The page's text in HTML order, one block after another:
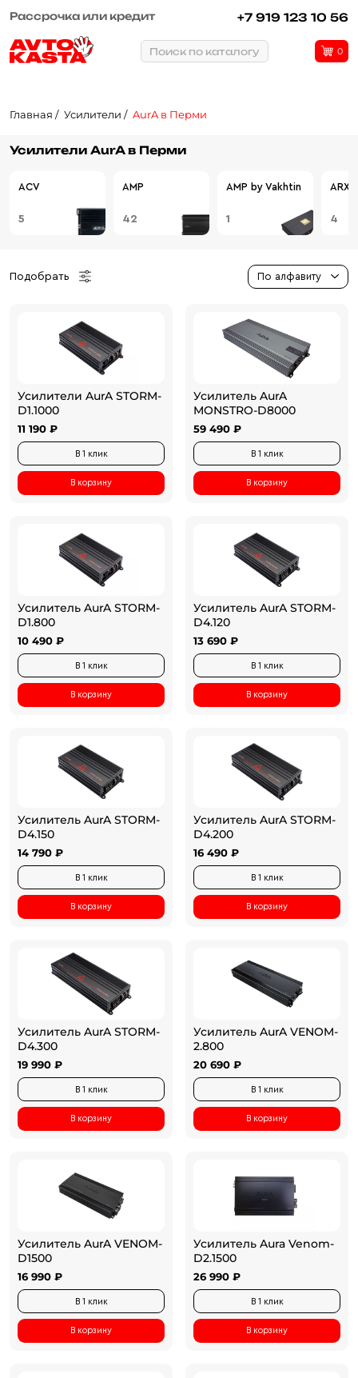
Рассрочка или кредит +7 919 123 10 56
Поиск по каталогу 0
Главная Усилители AurA в Перми
Усилители AurA в Перми
ACV
5
AMP
42
AMP by Vakhtin
1 4
Подобрать По алфавиту
Усилители AurA STORM-
D1.1000
11 190 ₽
В 1 клик
В корзину
Усилитель AurA
MONSTRO-D8000
59 490 ₽
В 1 клик
В корзину
Усилитель AurA STORM-
D1.800
10 490 ₽
В 1 клик
В корзину
Усилитель AurA STORM-
D4.120
13 690 ₽
В 1 клик
В корзину
Усилитель AurA STORM-
D4.150
14 790 ₽
В 1 клик
В корзину
Усилитель AurA STORM-
D4.200
16 490 ₽
В 1 клик
В корзину
Усилитель AurA STORM-
D4.300
19 990 ₽
В 1 клик
В корзину
Усилитель AurA VENOM-
2.800
20 690 ₽
В 1 клик
В корзину
Усилитель AurA VENOM-
D1500
16 990 ₽
В 1 клик
В корзину
Усилитель Aura Venom-
D2.1500
26 990 ₽
В 1 клик
В корзину